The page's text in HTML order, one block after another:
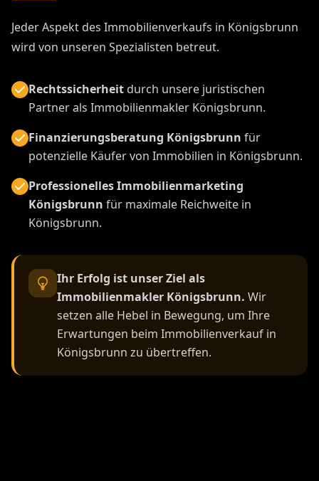
Jeder Aspekt des Immobilienverkaufs in Königsbrunn
wird von unseren Spezialisten betreut.
Rechtssicherheitdurch unsere juristischen
Partner als Immobilienmakler Königsbrunn.
Finanzierungsberatung Königsbrunn für
potenzielle Käufer von Immobilien in Königsbrunn.
Professionelles Immobilienmarketing
Königsbrunn für maximale Reichweite in
Königsbrunn.
Ihr Erfolg ist unser Ziel als
Immobilienmakler Königsbrunn. Wir
setzen alle Hebel in Bewegung, um Ihre
Erwartungen beim Immobilienverkauf in
Königsbrunn zu übertreffen.